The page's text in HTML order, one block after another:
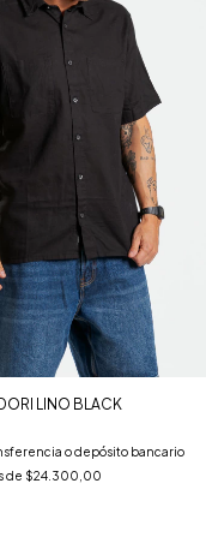
LINO BLACK
o depósito bancario
de $24.300,00